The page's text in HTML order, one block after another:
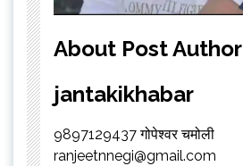
About Post Author
jantakikhabar
9897129437 गोपेश्वर चमोली
ranjeetnnegi@gmail.com